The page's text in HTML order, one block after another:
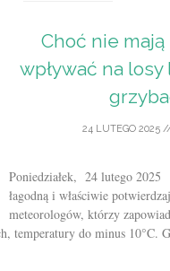
Choć nie
wpływać na
24 LUTEGO 2025
Poniedziałek, 24 lutego
łagodną i właściwie
meteorologów, którzy
temperatury do minus 10°C.